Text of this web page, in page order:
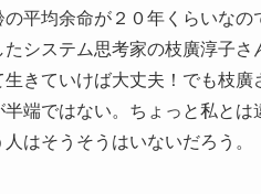
平均余命が２０年くらいな
システム思考家の枝廣淳子
きていけば大丈夫！でも枝
端ではない。ちょっと私と
はそうそうはいないだろう。